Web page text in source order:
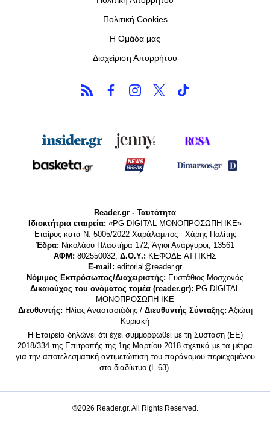
Πολιτική Cookies
Η Ομάδα μας
Διαχείριση Απορρήτου
Reader.gr - Ταυτότητα
Ιδιοκτήτρια εταιρεία: «PG DIGITAL MONΟΠΡΟΣΩΠΗ ΙΚΕ»
Εταίρος κατά Ν. 5005/2022 Χαράλαμπος - Χάρης Πολίτης
Έδρα: Νικολάου Πλαστήρα 172, Άγιοι Ανάργυροι, 13561
ΑΦΜ: 802550032, Δ.Ο.Υ.: ΚΕΦΟΔΕ ΑΤΤΙΚΗΣ
E-mail: editorial@reader.gr
Νόμιμος Εκπρόσωπος/Διαχειριστής: Ευστάθιος Μοσχονάς
Δικαιούχος του ονόματος τομέα (reader.gr): PG DIGITAL
MONΟΠΡΟΣΩΠΗ ΙΚΕ
Διευθυντής: Ηλίας Αναστασιάδης / Διευθυντής Σύνταξης: Αξιώτη
Κυριακή
Η Εταιρεία δηλώνει ότι έχει συμμορφωθεί με τη Σύσταση (ΕΕ)
2018/334 της Επιτροπής της 1ης Μαρτίου 2018 σχετικά με τα μέτρα
για την αποτελεσματική αντιμετώπιση του παράνομου περιεχομένου
στο διαδίκτυο (L 63).
©2026 Reader.gr. All Rights Reserved.